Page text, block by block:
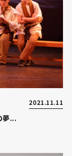
2021.11.11
夢...